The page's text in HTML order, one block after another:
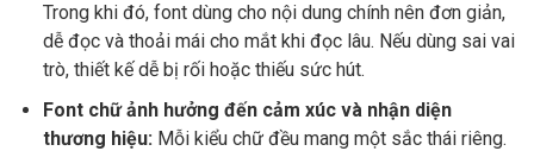
Trong khi đó, font dùng cho nội dung chính nên đơn giản,
dễ đọc và thoải mái cho mắt khi đọc lâu. Nếu dùng sai vai
trò, thiết kế dễ bị rối hoặc thiếu sức hút.
Font chữ ảnh hưởng đến cảm xúc và nhận diện
thương hiệu:Mỗi kiểu chữ đều mang một sắc thái riêng.